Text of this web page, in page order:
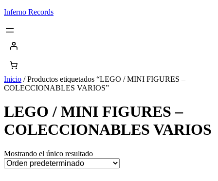
Saltar
contenido
Inferno Records
Inicio / Productos etiquetados “LEGO / MINI FIGURES –
COLECCIONABLES VARIOS”
LEGO / MINI FIGURES –
COLECCIONABLES VARIOS
Mostrando el único resultado